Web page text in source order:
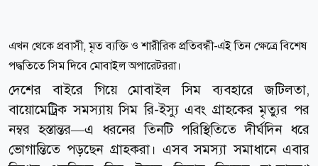
এখন থেকে প্রবাসী, মৃত ব্যক্তি ও শারীরিক প্রতিবন্ধী-এই তিন ক্ষেত্রে বিশেষ
পদ্ধতিতে সিম দিবে মোবাইল অপারেটররা।
দেশের বাইরে গিয়ে মোবাইল সিম ব্যবহারে জটিলতা,
বায়োমেট্রিক সমস্যায় সিম রি-ইস্যু এবং গ্রাহকের মৃত্যুর পর
নম্বর হস্তান্তর—এ ধরনের তিনটি পরিস্থিতিতে দীর্ঘদিন ধরে
ভোগান্তিতে পড়ছেন গ্রাহকরা। এসব সমস্যা সমাধানে এবার